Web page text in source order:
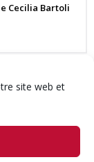
site web et
Cecilia Bartoli